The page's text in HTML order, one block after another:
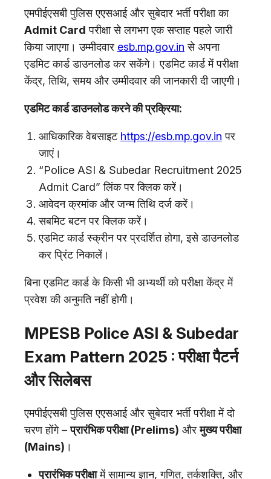
एमपीईएसबी पुलिस एएसआई और सुबेदार भर्ती परीक्षा का
Admit Card परीक्षा से लगभग एक सप्ताह पहले जारी
किया जाएगा। उम्मीदवार esb.mp.gov.in से अपना
एडमिट कार्ड डाउनलोड कर सकेंगे। एडमिट कार्ड में परीक्षा
केंद्र, तिथि, समय और उम्मीदवार की जानकारी दी जाएगी।
एडमिट कार्ड डाउनलोड करने की प्रक्रिया:
आधिकारिक वेबसाइट https://esb.mp.gov.in पर
जाएं।
“Police ASI & Subedar Recruitment 2025
Admit Card” लिंक पर क्लिक करें।
आवेदन क्रमांक और जन्म तिथि दर्ज करें।
सबमिट बटन पर क्लिक करें।
एडमिट कार्ड स्क्रीन पर प्रदर्शित होगा, इसे डाउनलोड
कर प्रिंट निकालें।
बिना एडमिट कार्ड के किसी भी अभ्यर्थी को परीक्षा केंद्र में
प्रवेश की अनुमति नहीं होगी।
MPESB Police ASI & Subedar
Exam Pattern 2025 : परीक्षा पैटर्न
और सिलेबस
एमपीईएसबी पुलिस एएसआई और सुबेदार भर्ती परीक्षा में दो
चरण होंगे –प्रारंभिक परीक्षा (Prelims) औरमुख्य परीक्षा
(Mains) ।
प्रारंभिक परीक्षामें सामान्य ज्ञान, गणित, तर्कशक्ति, और